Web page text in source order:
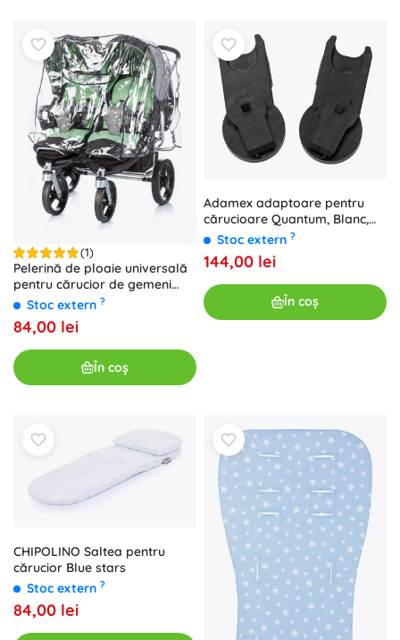
(1)
Pelerină de ploaie universală
pentru cărucior de gemeni
CHIPOLINO
Stoc extern ?
84,00 lei
În coș
Adamex adaptoare pentru
cărucioare Quantum, Blanc,
Vasco, Delta, Alfa Natura,
Stoc extern ?
144,00 lei
În coș
CHIPOLINO Saltea pentru
cărucior Blue stars
Stoc extern ?
84,00 lei